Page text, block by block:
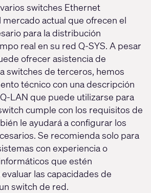
switches Ethernet
actual que ofrecen el
para la distribución
real en su red Q-SYS. A pesar
ofrecer asistencia de
switches de terceros, hemos
técnico con una descripción
LAN que puede utilizarse para
cumple con los requisitos de
le ayudará a configurar los
Se recomienda solo para
con experiencia o
que estén
las capacidades de
switch de red.